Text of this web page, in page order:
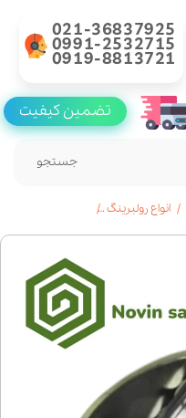
021-36837925
0991-2532715
0919-8813721
جستجو
تضمین کیفیت
انواع رولبرینگ